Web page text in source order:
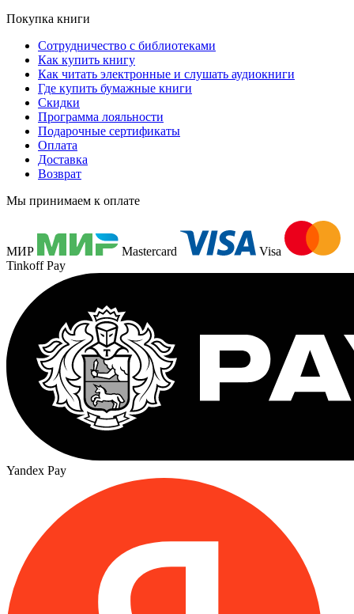
Покупка книги
Сотрудничество с библиотеками
Как купить книгу
Как читать электронные и слушать аудиокниги
Где купить бумажные книги
Скидки
Программа лояльности
Подарочные сертификаты
Оплата
Доставка
Возврат
Мы принимаем к оплате
МИР Mastercard
Visa
Tinkoff Pay
Yandex Pay